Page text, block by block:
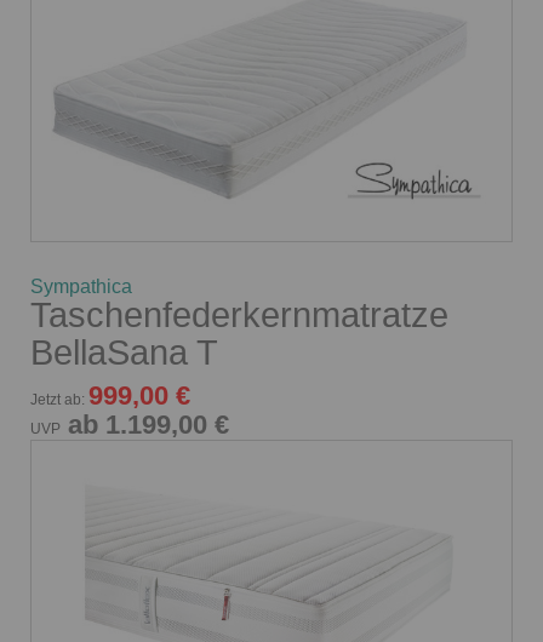
Sympathica
Taschenfederkernmatratze
BellaSana T
Jetzt ab: 999,00 €
UVP ab 1.199,00 €